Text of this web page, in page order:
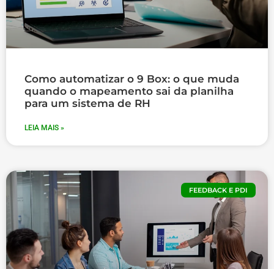
Como automatizar o 9 Box: o que muda
quando o mapeamento sai da planilha
para um sistema de RH
LEIA MAIS »
FEEDBACK E PDI